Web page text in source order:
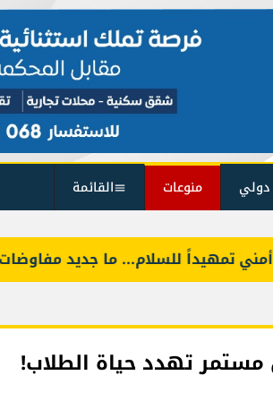
منوعات القائمة
للسلام... ما جديد مفاوضات روما؟
مستمر تهدد حياة الطلاب!